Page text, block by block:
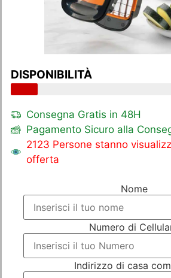
DISPONIBILITÀ
Consegna Gratis in 48H
Pagamento Sicuro alla
2123 Persone stanno
offerta
Nome
Numero di
Indirizzo di casa